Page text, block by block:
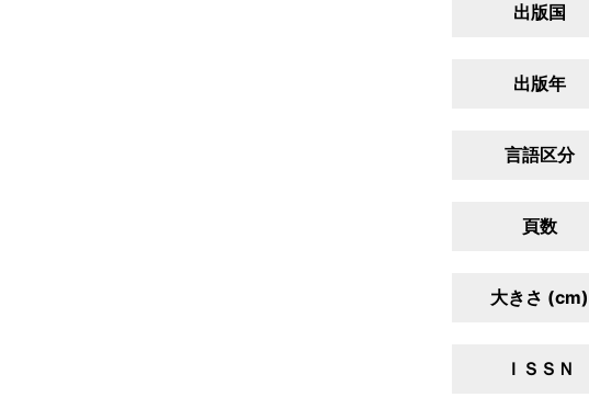
出版国
出版年
言語区分
頁数
大きさ (cm)
ＩＳＳＮ